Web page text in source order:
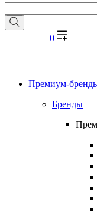
0
Премиум-
Бренды